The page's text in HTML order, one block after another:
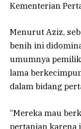
Kementerian
Menurut Aziz,
benih ini
umumnya
lama
dalam bidang
“Mereka mau
pertanian